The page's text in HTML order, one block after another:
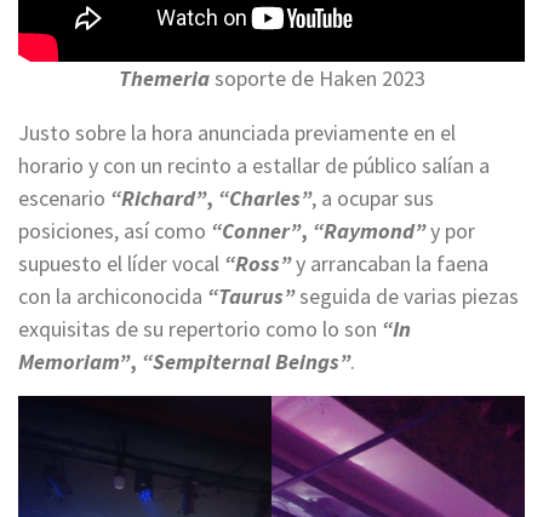
Themeriasoporte de Haken 2023
Justo sobre la hora anunciada previamente en el
horario y con un recinto a estallar de público salían a
escenario “Richard”, “Charles”, a ocupar sus
posiciones, así como “Conner”, “Raymond”y por
supuesto el líder vocal “Ross”y arrancaban la faena
con la archiconocida “Taurus”seguida de varias piezas
exquisitas de su repertorio como lo son “In
Memoriam”, “Sempiternal Beings”.